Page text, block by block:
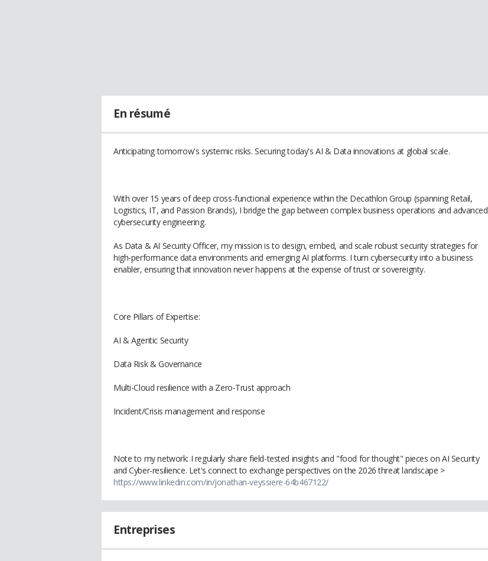
En résumé
Anticipating tomorrow's systemic risks. Securing today's AI & Data innovations at global scale.
With over 15 years of deep cross-functional experience within the Decathlon Group (spanning Retail,
Logistics, IT, and Passion Brands), I bridge the gap between complex business operations and advanced
cybersecurity engineering.
As Data & AI Security Officer, my mission is to design, embed, and scale robust security strategies for
high-performance data environments and emerging AI platforms. I turn cybersecurity into a business
enabler, ensuring that innovation never happens at the expense of trust or sovereignty.
Core Pillars of Expertise:
AI & Agentic Security
Data Risk & Governance
Multi-Cloud resilience with a Zero-Trust approach
Incident/Crisis management and response
Note to my network: I regularly share field-tested insights and "food for thought" pieces on AI Security
and Cyber-resilience. Let's connect to exchange perspectives on the 2026 threat landscape >
https://www.linkedin.com/in/jonathan-veyssiere-64b467122/
Entreprises